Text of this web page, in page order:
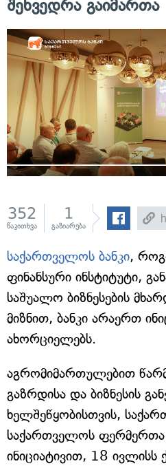
შეხვედრა გაიმართა
352
წაკითხვა
1
გაზიარება
საქართველოს ბანკი,
ფინანსური ინსტიტუტი,
საშუალო ბიზნესების
მიზნით, ბანკი არაერთ
ახორციელებს.
აგრომიმართულებით
გაზრდისა და ბიზნესის
ხელშეწყობისთვის,
საქართველოს ფერმერთა
ინიციატივით, 18 ივლისს